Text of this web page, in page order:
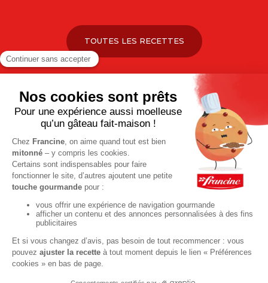
TOUTES LES RECETTES
Pour votre santé, pratiquez une activité physique régulière. Plus
d’infos surwww.mangerbouger.fr